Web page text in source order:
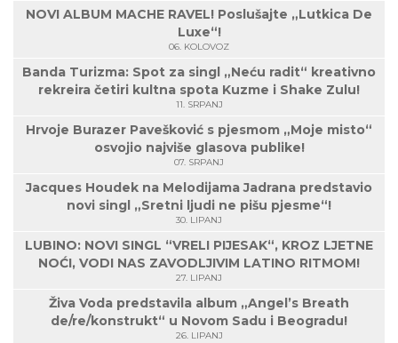
NOVI ALBUM MACHE RAVEL! Poslušajte „Lutkica De
Luxe“!
06. KOLOVOZ
Banda Turizma: Spot za singl „Neću radit“ kreativno
rekreira četiri kultna spota Kuzme i Shake Zulu!
11. SRPANJ
Hrvoje Burazer Pavešković s pjesmom „Moje misto“
osvojio najviše glasova publike!
07. SRPANJ
Jacques Houdek na Melodijama Jadrana predstavio
novi singl „Sretni ljudi ne pišu pjesme“!
30. LIPANJ
LUBINO: NOVI SINGL “VRELI PIJESAK“, KROZ LJETNE
NOĆI, VODI NAS ZAVODLJIVIM LATINO RITMOM!
27. LIPANJ
Živa Voda predstavila album „Angel’s Breath
de/re/konstrukt“ u Novom Sadu i Beogradu!
26. LIPANJ